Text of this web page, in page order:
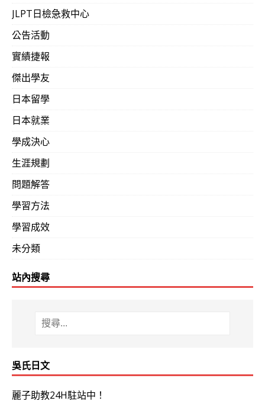
JLPT日檢急救中心
公告活動
實績捷報
傑出學友
日本留學
日本就業
學成決心
生涯規劃
問題解答
學習方法
學習成效
未分類
站內搜尋
吳氏日文
麗子助教24H駐站中！